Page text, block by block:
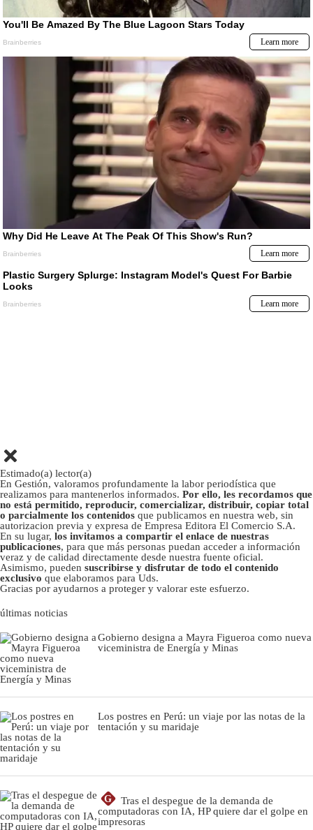
Estimado(a) lector(a)
En Gestión, valoramos profundamente la labor periodística que
realizamos para mantenerlos informados. Por ello, les recordamos que
no está permitido, reproducir, comercializar, distribuir, copiar total
o parcialmente los contenidos que publicamos en nuestra web, sin
autorizacion previa y expresa de Empresa Editora El Comercio S.A.
En su lugar, los invitamos a compartir el enlace de nuestras
publicaciones, para que más personas puedan acceder a información
veraz y de calidad directamente desde nuestra fuente oficial.
Asimismo, pueden suscribirse y disfrutar de todo el contenido
exclusivo que elaboramos para Uds.
Gracias por ayudarnos a proteger y valorar este esfuerzo.
últimas noticias
Gobierno designa a Mayra Figueroa como nueva
viceministra de Energía y Minas
Los postres en Perú: un viaje por las notas de la
tentación y su maridaje
G
Tras el despegue de la demanda de
computadoras con IA, HP quiere dar el golpe en
impresoras